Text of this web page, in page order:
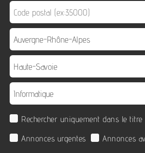
Rechercher uniquement dans le titre
Annonces urgentes
Annonces